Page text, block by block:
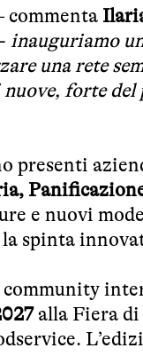
commenta
inauguriamo
una rete
forte
presenti
e nuovi
spinta
community
alla Fiera